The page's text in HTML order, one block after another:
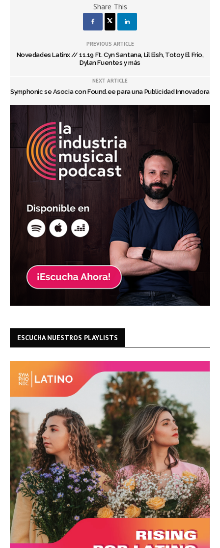
Share This
PREVIOUS ARTICLE
Novedades Latinx // 11.19 Ft. Cyn Santana, Lil Eish, Totoy El Frio,
Dylan Fuentes y más
NEXT ARTICLE
Symphonic se Asocia con Found.ee para una Publicidad Innovadora
ESCUCHA NUESTROS PLAYLISTS